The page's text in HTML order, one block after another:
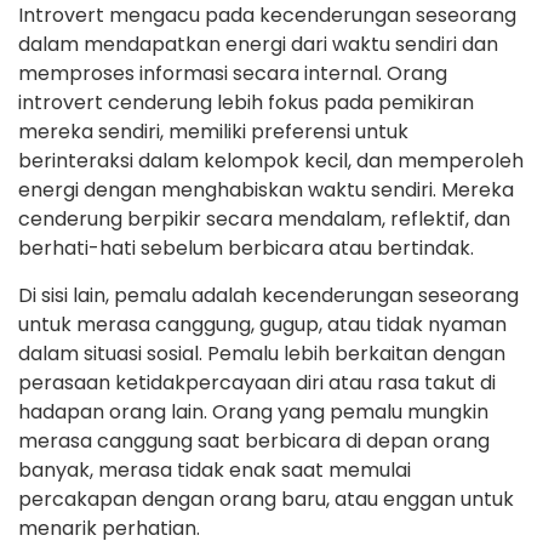
Introvert mengacu pada kecenderungan seseorang
dalam mendapatkan energi dari waktu sendiri dan
memproses informasi secara internal. Orang
introvert cenderung lebih fokus pada pemikiran
mereka sendiri, memiliki preferensi untuk
berinteraksi dalam kelompok kecil, dan memperoleh
energi dengan menghabiskan waktu sendiri. Mereka
cenderung berpikir secara mendalam, reflektif, dan
berhati-hati sebelum berbicara atau bertindak.
Di sisi lain, pemalu adalah kecenderungan seseorang
untuk merasa canggung, gugup, atau tidak nyaman
dalam situasi sosial. Pemalu lebih berkaitan dengan
perasaan ketidakpercayaan diri atau rasa takut di
hadapan orang lain. Orang yang pemalu mungkin
merasa canggung saat berbicara di depan orang
banyak, merasa tidak enak saat memulai
percakapan dengan orang baru, atau enggan untuk
menarik perhatian.